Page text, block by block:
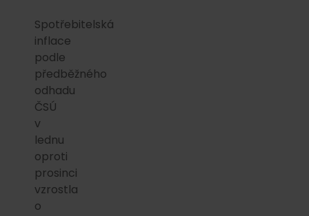
Spotřebitelská
inflace
podle
předběžného
odhadu
ČSÚ
v
lednu
oproti
prosinci
vzrostla
o